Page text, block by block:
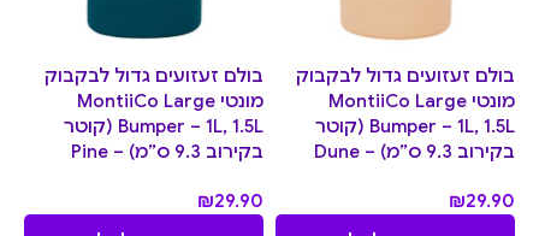
בולם זעזועים גדול לבקבוק
מונטי MontiiCo Large
Bumper – 1L, 1.5L (קוטר
בקירוב 9.3 ס”מ) – Dune
₪29.90
בולם זעזועים גדול לבקבוק
מונטי MontiiCo Large
Bumper – 1L, 1.5L (קוטר
בקירוב 9.3 ס”מ) – Pine
₪29.90